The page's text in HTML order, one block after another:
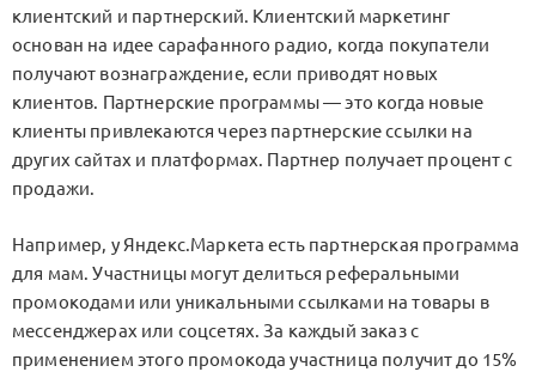
клиентский и партнерский. Клиентский маркетинг
основан на идее сарафанного радио, когда покупатели
получают вознаграждение, если приводят новых
клиентов. Партнерские программы — это когда новые
клиенты привлекаются через партнерские ссылки на
других сайтах и платформах. Партнер получает процент с
продажи.
Например, у Яндекс.Маркета есть партнерская программа
для мам. Участницы могут делиться реферальными
промокодами или уникальными ссылками на товары в
мессенджерах или соцсетях. За каждый заказ с
применением этого промокода участница получит до 15%